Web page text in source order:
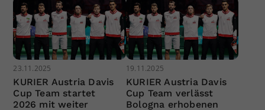
23.11.2025
KURIER Austria Davis
Cup Team startet
2026 mit weiter
19.11.2025
KURIER Austria Davis
Cup Team verlässt
Bologna erhobenen